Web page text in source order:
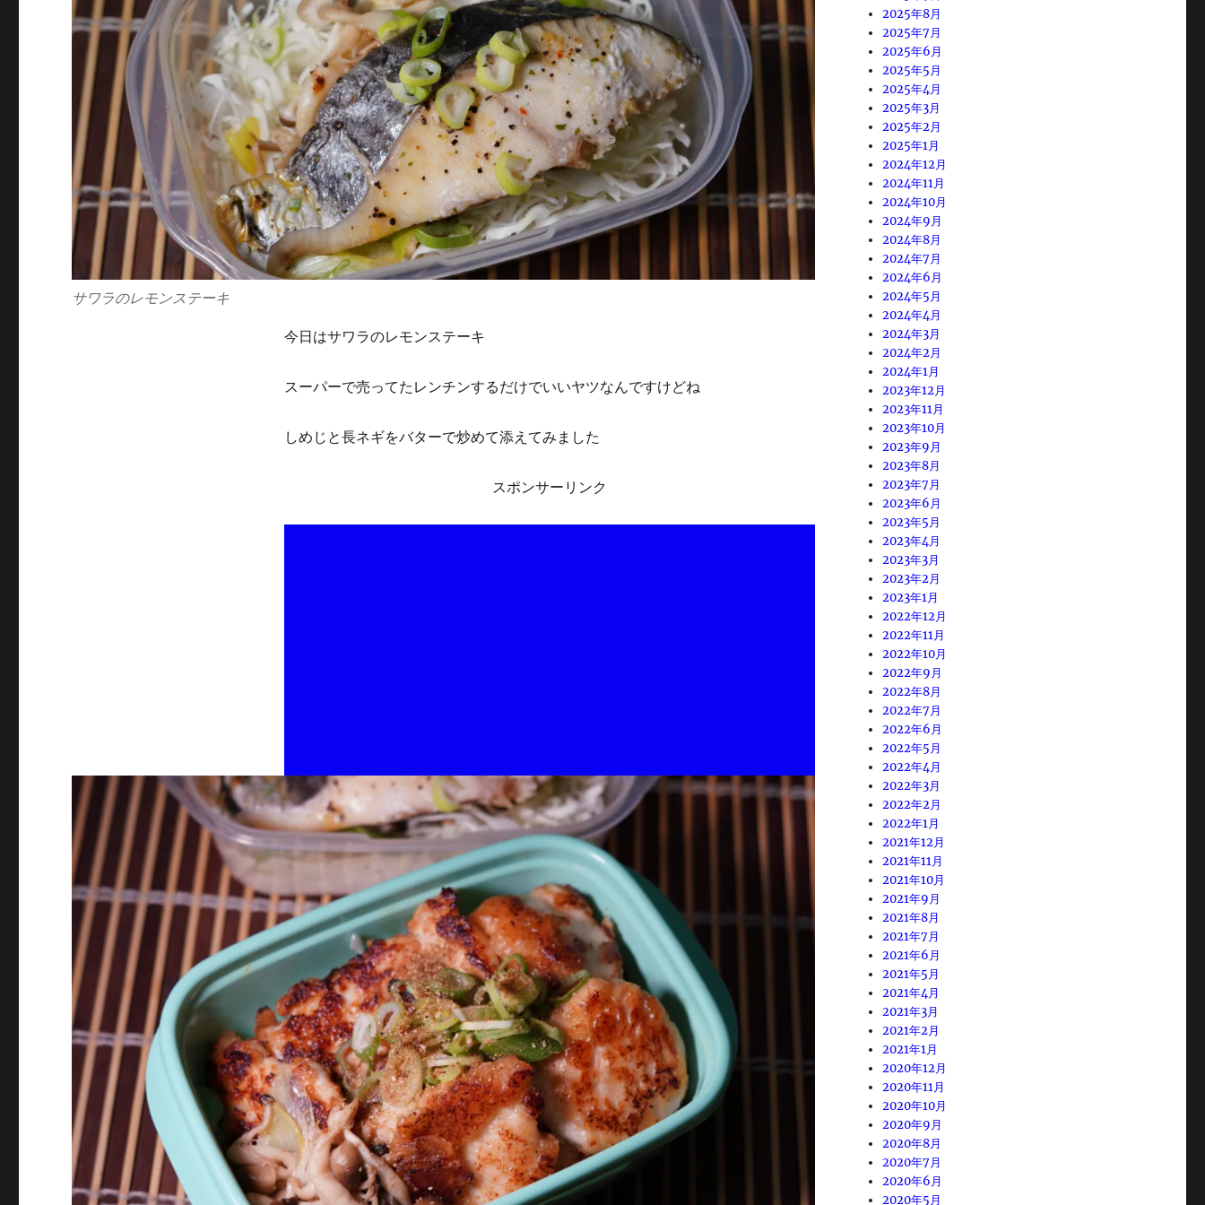
サワラのレモンステーキ
今日はサワラのレモンステーキ
スーパーで売ってたレンチンするだけでいいヤツなんですけどね
しめじと長ネギをバターで炒めて添えてみました
スポンサーリンク
2025年8月
2025年7月
2025年6月
2025年5月
2025年4月
2025年3月
2025年2月
2025年1月
2024年12月
2024年11月
2024年10月
2024年9月
2024年8月
2024年7月
2024年6月
2024年5月
2024年4月
2024年3月
2024年2月
2024年1月
2023年12月
2023年11月
2023年10月
2023年9月
2023年8月
2023年7月
2023年6月
2023年5月
2023年4月
2023年3月
2023年2月
2023年1月
2022年12月
2022年11月
2022年10月
2022年9月
2022年8月
2022年7月
2022年6月
2022年5月
2022年4月
2022年3月
2022年2月
2022年1月
2021年12月
2021年11月
2021年10月
2021年9月
2021年8月
2021年7月
2021年6月
2021年5月
2021年4月
2021年3月
2021年2月
2021年1月
2020年12月
2020年11月
2020年10月
2020年9月
2020年8月
2020年7月
2020年6月
2020年5月